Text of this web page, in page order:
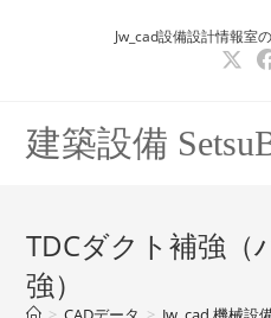
Jw_cad設備設計情報室
建築設備
TDCダクト補強（
強）